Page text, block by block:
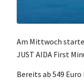
Am Mittwoch
JUST AIDA First
Bereits ab 549